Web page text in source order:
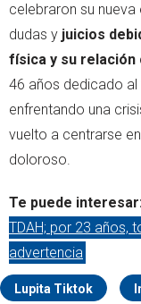
celebraron su
dudas y juicios
física y su relación
46 años dedicado al
enfrentando una
vuelto a centrarse
doloroso.
Te puede
TDAH; por 23 años,
advertencia
Lupita Tiktok